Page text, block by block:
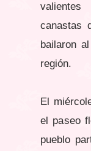
valientes
canastas
bailaron
región.
El
el paseo
pueblo